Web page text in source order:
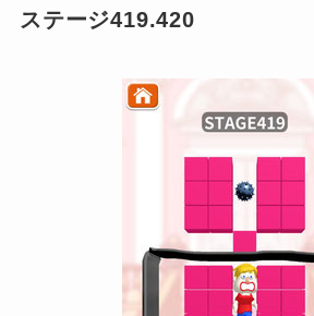
ステージ419.420